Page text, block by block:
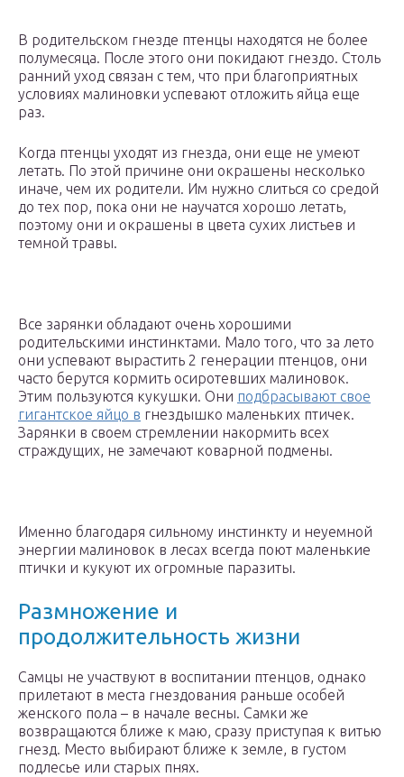
В родительском гнезде птенцы находятся не более
полумесяца. После этого они покидают гнездо. Столь
ранний уход связан с тем, что при благоприятных
условиях малиновки успевают отложить яйца еще
раз.
Когда птенцы уходят из гнезда, они еще не умеют
летать. По этой причине они окрашены несколько
иначе, чем их родители. Им нужно слиться со средой
до тех пор, пока они не научатся хорошо летать,
поэтому они и окрашены в цвета сухих листьев и
темной травы.
Все зарянки обладают очень хорошими
родительскими инстинктами. Мало того, что за лето
они успевают вырастить 2 генерации птенцов, они
часто берутся кормить осиротевших малиновок.
Этим пользуются кукушки. Они подбрасывают свое
гигантское яйцо в гнездышко маленьких птичек.
Зарянки в своем стремлении накормить всех
страждущих, не замечают коварной подмены.
Именно благодаря сильному инстинкту и неуемной
энергии малиновок в лесах всегда поют маленькие
птички и кукуют их огромные паразиты.
Размножение и
продолжительность жизни
Самцы не участвуют в воспитании птенцов, однако
прилетают в места гнездования раньше особей
женского пола – в начале весны. Самки же
возвращаются ближе к маю, сразу приступая к витью
гнезд. Место выбирают ближе к земле, в густом
подлесье или старых пнях.